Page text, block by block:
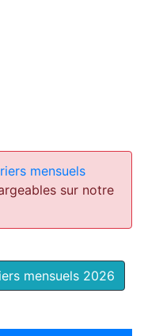
mensuels
sur notre
mensuels 2026